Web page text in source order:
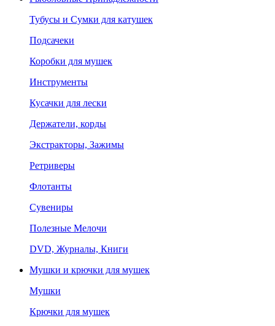
Тубусы и Сумки для катушек
Подсачеки
Коробки для мушек
Инструменты
Кусачки для лески
Держатели, корды
Экстракторы, Зажимы
Ретриверы
Флотанты
Сувениры
Полезные Мелочи
DVD, Журналы, Книги
Мушки и крючки для мушек
Мушки
Крючки для мушек